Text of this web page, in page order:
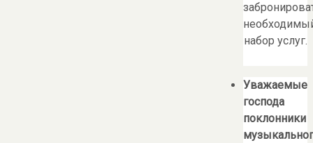
набор услуг.
Уважаемые
господа
поклонники